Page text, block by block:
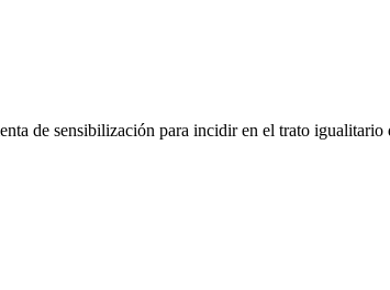
de sensibilización para incidir en el trato igualitario